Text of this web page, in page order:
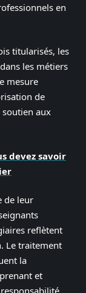
en
titularisés, les
les métiers
mesure
de
soutien aux
devez savoir
de leur
reflètent
Le traitement
la
et